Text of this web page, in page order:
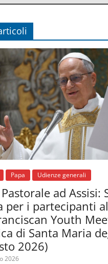
Fra Marco Vianelli: alla scuola
06.08.2026
Hiroshima, ad 81 anni dalla
richiamo al disarmo mondiale
06.08.2026
Il Papa con i giovani ad Assisi:
dell'amore non delle
06.08.2026
Hiroshima e Nagasaki, 81
"dieci giorni di preghiera per la
06.08.2026
Santa Maria degli Angeli,
custodisce le origini
06.08.2026
Libano, riprendono i colloqui di
tensioni e raid nel sud
Papa Udienze generali
ad Assisi:
per i partecipanti
Youth
di Santa Maria
2026)
2026